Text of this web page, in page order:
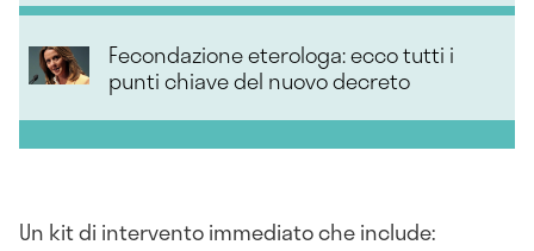
Fecondazione eterologa: ecco tutti i
punti chiave del nuovo decreto
Un kit di intervento immediato che include: